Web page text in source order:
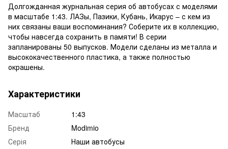
Долгожданная журнальная серия об автобусах с моделями
в масштабе 1:43. ЛАЗы, Пазики, Кубань, Икарус – с кем из
них связаны ваши воспоминания? Соберите их в коллекцию,
чтобы навсегда сохранить в памяти! В серии
запланированы 50 выпусков. Модели сделаны из металла и
высококачественного пластика, а также полностью
окрашены.
Характеристики
Масштаб
1:43
Бренд
Modimio
Серія
Наши автобусы